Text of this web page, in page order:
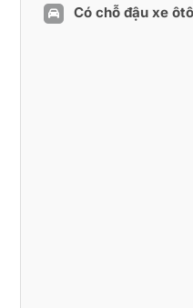
Có chỗ đậu xe ôtô